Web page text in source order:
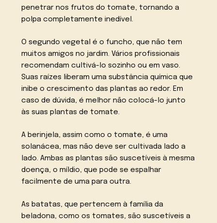
penetrar nos frutos do tomate, tornando a
polpa completamente inedível.
O segundo vegetal é o funcho, que não tem
muitos amigos no jardim. Vários profissionais
recomendam cultivá-lo sozinho ou em vaso.
Suas raízes liberam uma substância química que
inibe o crescimento das plantas ao redor. Em
caso de dúvida, é melhor não colocá-lo junto
às suas plantas de tomate.
A berinjela, assim como o tomate, é uma
solanácea, mas não deve ser cultivada lado a
lado. Ambas as plantas são suscetíveis à mesma
doença, o míldio, que pode se espalhar
facilmente de uma para outra.
As batatas, que pertencem à família da
beladona, como os tomates, são suscetíveis a